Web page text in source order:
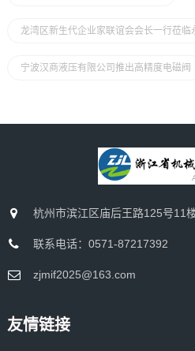
龙湾区新生代企业家联谊会会长一行莅
宁波汉商液压有限公司推出高精度电磁阀
杭州市滨江区庙后王路125号11
联系电话：0571-87217392
zjmif2025@163.com
友情链接